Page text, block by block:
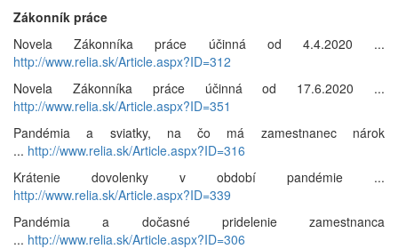
Zákonník práce
Novela Zákonníka práce účinná od 4.4.2020 ...
http://www.relia.sk/Article.aspx?ID=312
Novela Zákonníka práce účinná od 17.6.2020 ...
http://www.relia.sk/Article.aspx?ID=351
Pandémia a sviatky, na čo má zamestnanec nárok
... http://www.relia.sk/Article.aspx?ID=316
Krátenie dovolenky v období pandémie ...
http://www.relia.sk/Article.aspx?ID=339
Pandémia a dočasné pridelenie zamestnanca
... http://www.relia.sk/Article.aspx?ID=306